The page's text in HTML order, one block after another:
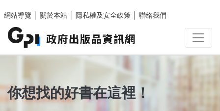
網站導覽
關於本站 隱私權及安全政策 聯絡我們
你想找的好書在這裡！